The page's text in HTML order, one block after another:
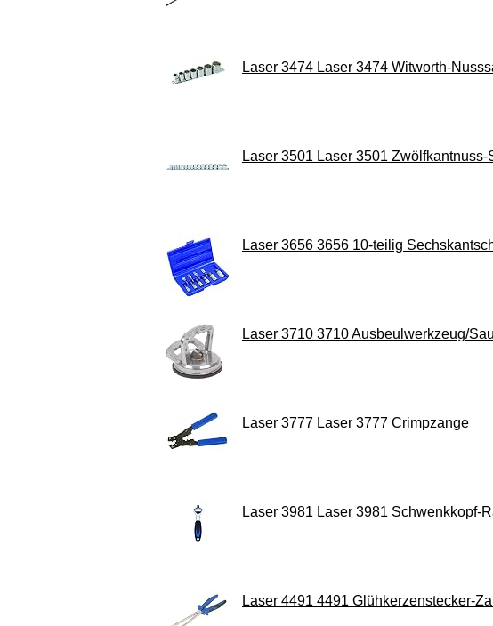
Laser 3474 Laser 3474 Witworth-
Laser 3501 Laser 3501
Laser 3656 3656 10-teilig
Laser 3710 3710 Ausbeulwerkzeug/
Laser 3777 Laser 3777 Crimpzange
Laser 3981 Laser 3981 Schwenkkopf-
Laser 4491 4491 Glühkerzenstecker-